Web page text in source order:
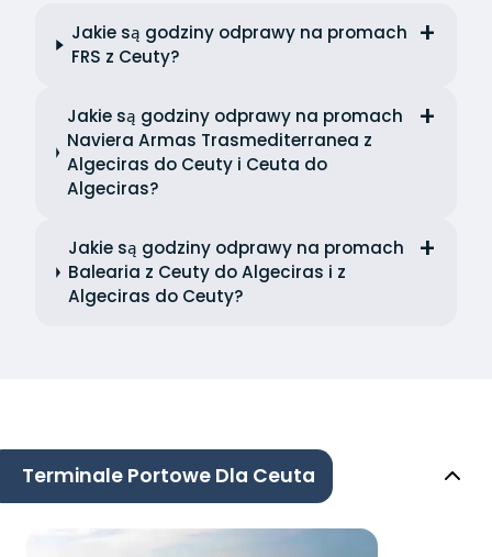
Jakie są godziny odprawy na promach
FRS z Ceuty?
Jakie są godziny odprawy na promach
Naviera Armas Trasmediterranea z
Algeciras do Ceuty i Ceuta do
Algeciras?
Jakie są godziny odprawy na promach
Balearia z Ceuty do Algeciras i z
Algeciras do Ceuty?
Terminale Portowe Dla Ceuta